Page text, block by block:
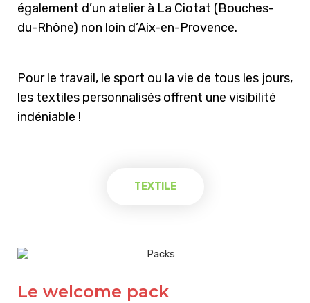
également d’un atelier à La Ciotat (Bouches-
du-Rhône) non loin d’Aix-en-Provence.
Pour le travail, le sport ou la vie de tous les jours,
les textiles personnalisés offrent une visibilité
indéniable !
TEXTILE
Le welcome pack